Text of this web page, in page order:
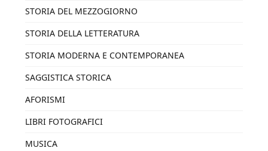
STORIA DEL MEZZOGIORNO
STORIA DELLA LETTERATURA
STORIA MODERNA E CONTEMPORANEA
SAGGISTICA STORICA
AFORISMI
LIBRI FOTOGRAFICI
MUSICA